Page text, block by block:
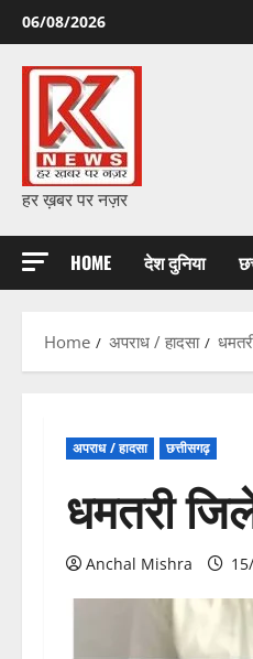
Skip
to
content
06/08/2026
हर ख़बर पर नज़र
HOME देश दुनिया
Home अपराध / हादसा
अपराध / हादसा छत्तीसगढ़
धमतरी
Anchal Mishra